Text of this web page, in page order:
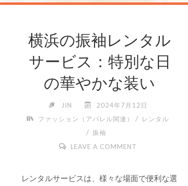
横浜の振袖レンタル
サービス：特別な日
の華やかな装い
JIN
2024年7月12日
ファッション（アパレル関連）
/ レンタル
/ 振袖
LEAVE A COMMENT
レンタルサービスは、様々な場面で便利な選